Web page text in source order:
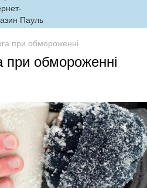
при обмороженні
обмороженні